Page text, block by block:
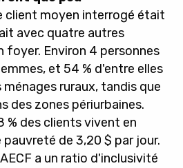
client moyen interrogé était
avec quatre autres
foyer. Environ 4 personnes
et 54 % d'entre elles
ruraux, tandis que
des zones périurbaines.
% des clients vivent en
pauvreté de 3,20 $ par jour.
a un ratio d'inclusivité